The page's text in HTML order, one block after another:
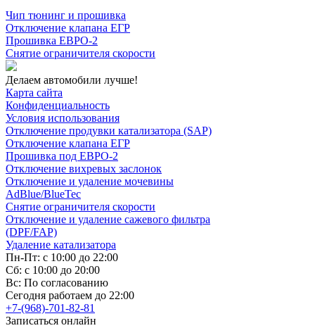
Чип тюнинг и прошивка
Отключение клапана ЕГР
Прошивка ЕВРО-2
Снятие ограничителя скорости
Делаем автомобили лучше!
Карта сайта
Конфиденциальность
Условия использования
Отключение продувки катализатора (SAP)
Отключение клапана ЕГР
Прошивка под ЕВРО-2
Отключение вихревых заслонок
Отключение и удаление мочевины
AdBlue/BlueTec
Снятие ограничителя скорости
Отключение и удаление сажевого фильтра
(DPF/FAP)
Удаление катализатора
Пн-Пт: с 10:00 до 22:00
Сб: с 10:00 до 20:00
Вс: По согласованию
Сегодня работаем до 22:00
+7-(968)-701-82-81
Записаться онлайн